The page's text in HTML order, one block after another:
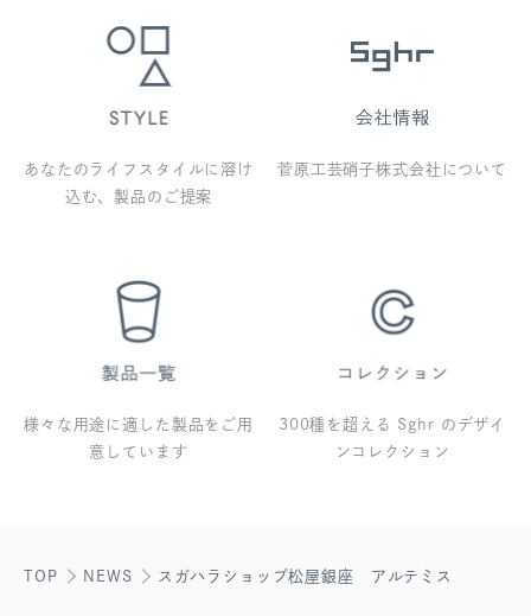
あなたのライフスタイルに溶け
込む、製品のご提案
菅原工芸硝子株式会社について
様々な用途に適した製品をご用
意しています
300種を超える Sghr のデザイ
ンコレクション
TOP NEWS スガハラショップ松屋銀座 アルテミス